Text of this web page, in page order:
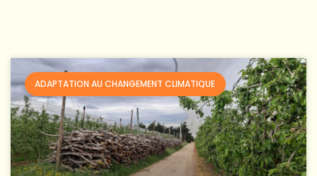
ADAPTATION AU CHANGEMENT CLIMATIQUE